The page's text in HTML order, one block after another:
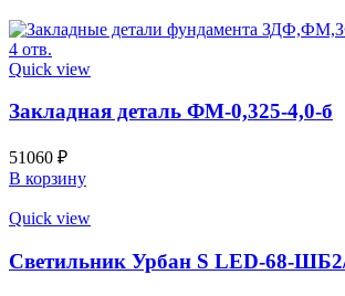
Quick view
Закладная деталь ФМ-0,325-4,0-б
51060 ₽
В корзину
Quick view
Светильник Урбан S LED-68-